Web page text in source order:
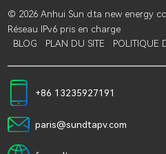
© 2026 Anhui Sun d.ta new energy
Réseau IPv6 pris en charge
BLOG
PLAN DU SITE POLITIQUE
+86 13235927191
paris@sundtapv.com